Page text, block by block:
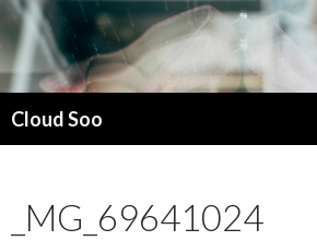
Cloud Soo
索
_MG_69641024